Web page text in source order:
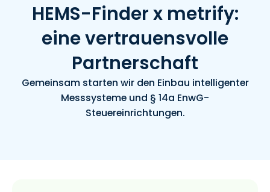
HEMS-Finder x metrify:
eine vertrauensvolle
Partnerschaft
Gemeinsam starten wir den Einbau intelligenter
Messsysteme und § 14a EnwG-
Steuereinrichtungen.